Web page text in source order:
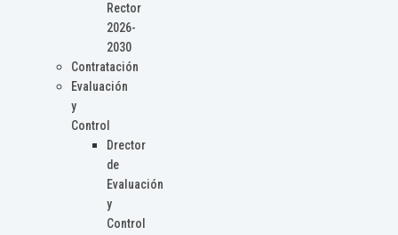
Rector
2026-
2030
Contratación
Evaluación
y
Control
Drector
de
Evaluación
y
Control